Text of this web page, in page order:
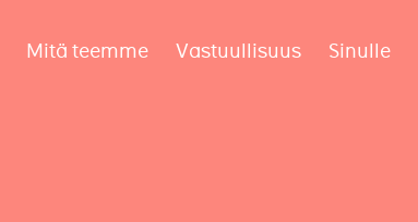
Mitä teemme Vastuullisuus Sinulle